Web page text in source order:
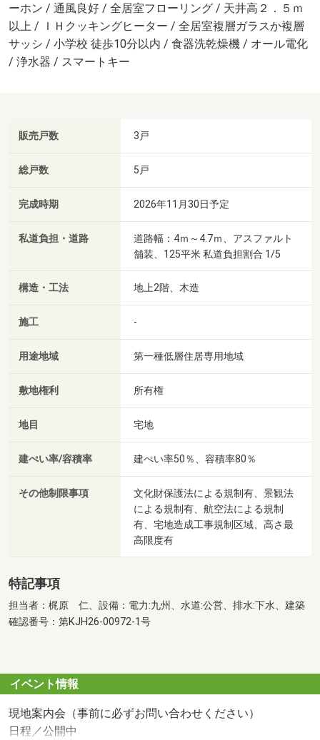
ーホン / 通風良好 / 全居室フローリング / 天井高２．５ｍ
以上 / ＩＨクッキングヒーター / 全居室複層ガラスか複層
サッシ / 小学校 徒歩10分以内 / 食器洗乾燥機 / オール電化
/ 浄水器 / スマートキー
販売戸数 3戸
総戸数 5戸
完成時期 2026年11月30日予定
私道負担・道路
道路幅：4ｍ～4.7ｍ、アスファルト
舗装、125平米 私道負担割合 1/5
構造・工法 地上2階、木造
施工 -
用途地域 第一種低層住居専用地域
敷地権利 所有権
地目 宅地
建ぺい率/容積率 建ぺい率50％、容積率80％
その他制限事項
文化財保護法による規制有、景観法
による規制有、航空法による規制
有、宅地造成工事規制区域、高さ最
高限度有
特記事項
担当者：梶原 仁、設備：電力:九州、水道:公営、排水:下水、建築
確認番号：第KJH26-00972-1号
イベント情報
現地案内会（事前に必ずお問い合わせください）
日程／公開中